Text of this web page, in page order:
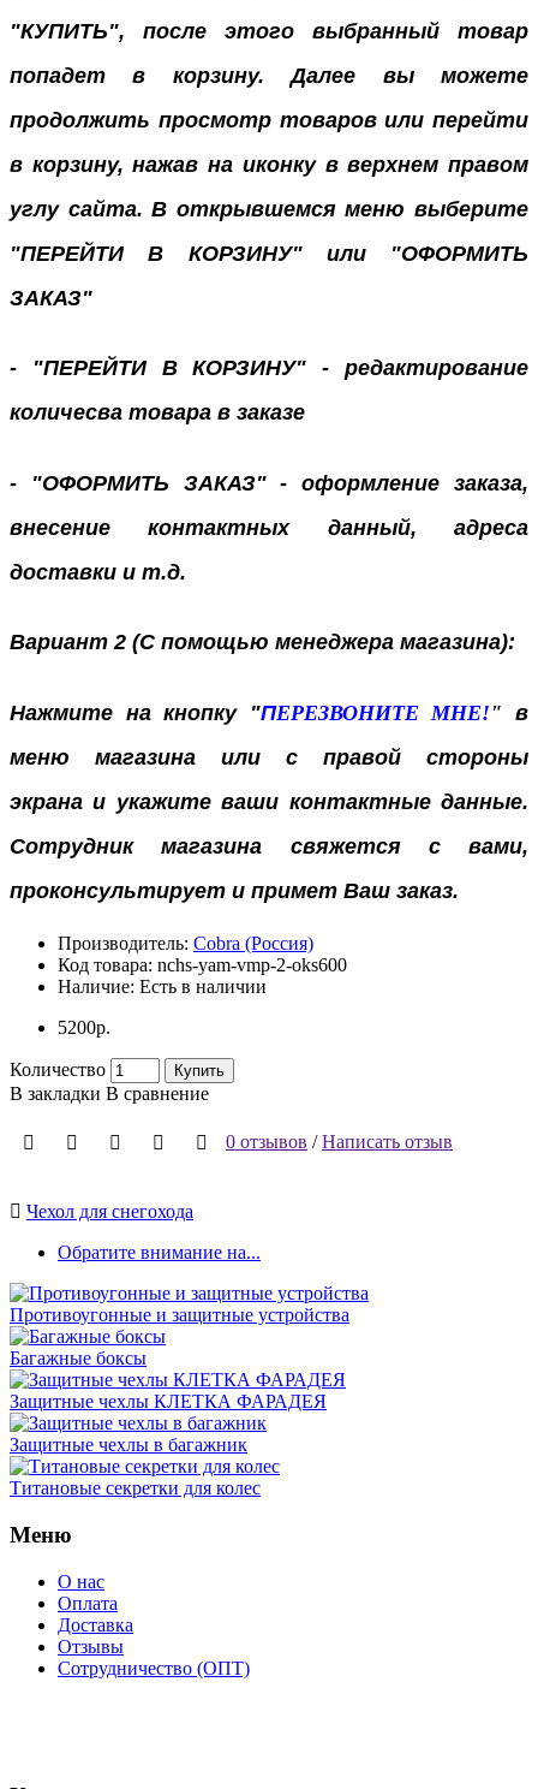
"КУПИТЬ", после этого выбранный товар
попадет в корзину. Далее вы можете
продолжить просмотр товаров или перейти
в корзину, нажав на иконку в верхнем правом
углу сайта. В открывшемся меню выберите
"ПЕРЕЙТИ В КОРЗИНУ" или "ОФОРМИТЬ
ЗАКАЗ"
- "ПЕРЕЙТИ В КОРЗИНУ" - редактирование
количесва товара в заказе
- "ОФОРМИТЬ ЗАКАЗ" - оформление заказа,
внесение контактных данный, адреса
доставки и т.д.
Вариант 2 (С помощью менеджера магазина):
Нажмите на кнопку "ПЕРЕЗВОНИТЕ МНЕ! "
в
меню магазина или с правой стороны
экранаи укажите ваши контактные данные.
Сотрудник магазина свяжется с вами,
проконсультирует и примет Ваш заказ.
Производитель: Cobra (Россия)
Код товара: nchs-yam-vmp-2-oks600
Наличие: Есть в наличии
5200р.
Количество Купить
В закладки В сравнение
0 отзывов /Написать отзыв
Чехол для снегохода
Обратите внимание на...
Противоугонные и защитные устройства
Багажные боксы
Защитные чехлы КЛЕТКА ФАРАДЕЯ
Защитные чехлы в багажник
Титановые секретки для колес
Меню
О нас
Оплата
Доставка
Отзывы
Сотрудничество (ОПТ)